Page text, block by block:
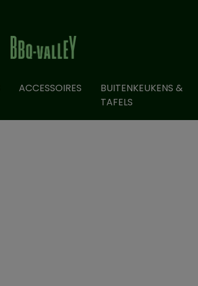
ACCESSOIRES
BUITENKEUKENS &
TAFELS